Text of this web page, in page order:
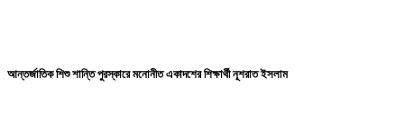
আন্তর্জাতিক শিশু শান্তি পুরস্কারে মনোনীত একাদশের শিক্ষার্থী নূশরাত ইসলাম